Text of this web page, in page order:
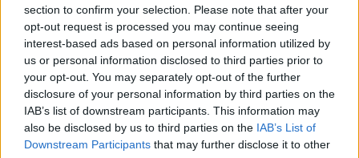
section to confirm your selection. Please note that after your
opt-out request is processed you may continue seeing
interest-based ads based on personal information utilized by
us or personal information disclosed to third parties prior to
your opt-out. You may separately opt-out of the further
disclosure of your personal information by third parties on the
IAB’s list of downstream participants. This information may
also be disclosed by us to third parties on the IAB’s List of
Downstream Participants that may further disclose it to other
A rovat további cikkei